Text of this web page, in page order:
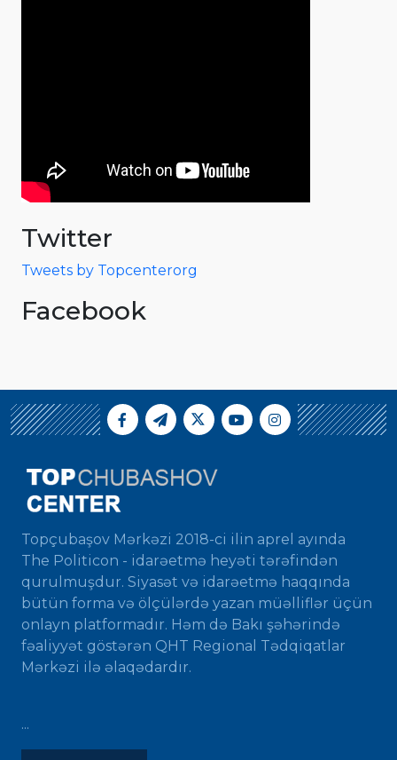
Twitter
Tweets by Topcenterorg
Facebook
Topçubaşov Mərkəzi 2018-ci ilin aprel ayında
The Politicon - idarəetmə heyəti tərəfindən
qurulmuşdur. Siyasət və idarəetmə haqqında
bütün forma və ölçülərdə yazan müəlliflər üçün
onlayn platformadır. Həm də Bakı şəhərində
fəaliyyət göstərən QHT Regional Tədqiqatlar
Mərkəzi ilə əlaqədardır.
...